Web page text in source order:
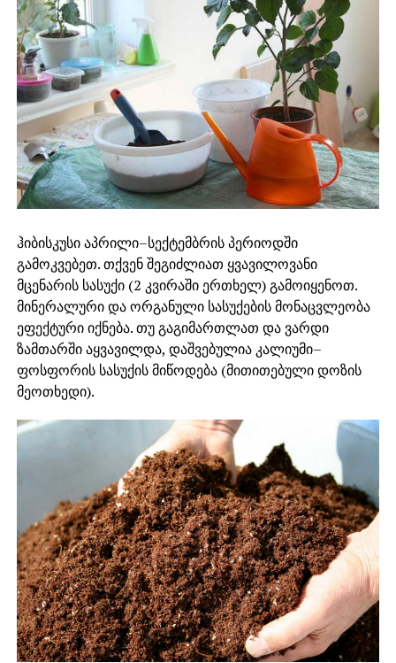
ჰიბისკუსი აპრილი–სექტემბრის პერიოდში
გამოკვებეთ. თქვენ შეგიძლიათ ყვავილოვანი
მცენარის სასუქი (2 კვირაში ერთხელ) გამოიყენოთ.
მინერალური და ორგანული სასუქების მონაცვლეობა
ეფექტური იქნება. თუ გაგიმართლათ და ვარდი
ზამთარში აყვავილდა, დაშვებულია კალიუმი–
ფოსფორის სასუქის მიწოდება (მითითებული დოზის
მეოთხედი).